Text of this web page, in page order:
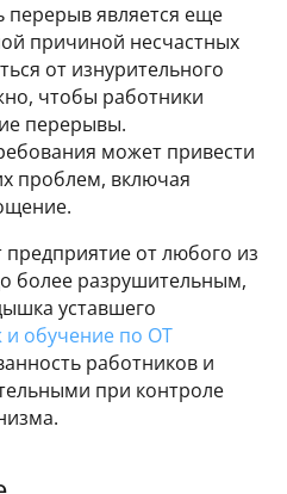
перерыв является еще
причиной несчастных
от изнурительного
чтобы работники
перерывы.
может привести
проблем, включая
от любого из
более разрушительным,
уставшего
и обучение по ОТ
работников и
при контроле